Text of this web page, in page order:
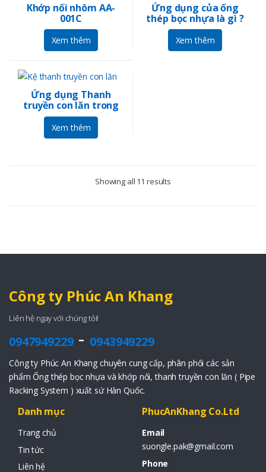
Khớp nối nhôm AA-
001C
Xem thêm
Ứng dụng của ống
thép bọc nhựa là gì ?
Xem thêm
Ứng dụng Thanh
truyền con lăn trong
nhà xưởng như thế
nào ?
Xem thêm
Showing all 11 results
Công ty Phúc An Khang
Liên hệ ngay với chúng tôi!
0947949229- 0943949229
Công ty Phúc An Khang chuyên cung cấp, phân phối các sản
phẩm Ống thép bọc nhựa và khớp nối, thanh truyền con lăn ( Pipe
Racking System ) xuất sứ Hàn Quốc.
Danh mục
Trang chủ
Tin tức
Liên hệ
PhucAnKhang Co.Ltd
Email
suongle.pak@gmail.com
Phone